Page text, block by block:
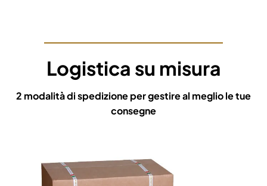
Logistica su misura
2 modalità di spedizione per gestire al meglio le tue
consegne